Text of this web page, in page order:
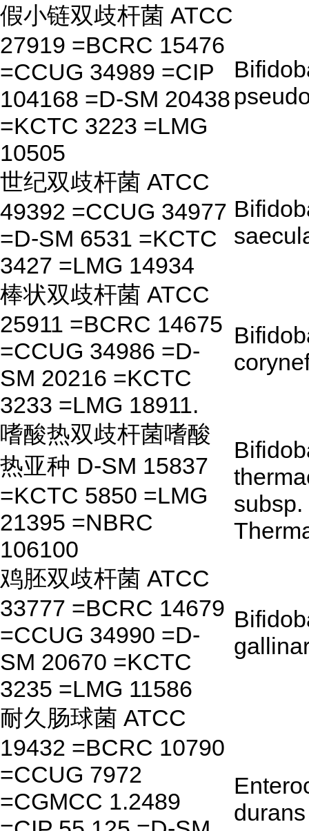
假小链双歧杆菌 ATCC
27919 =BCRC 15476
=CCUG 34989 =CIP
104168 =D-SM 20438
=KCTC 3223 =LMG
10505
世纪双歧杆菌 ATCC
49392 =CCUG 34977
=D-SM 6531 =KCTC
3427 =LMG 14934
棒状双歧杆菌 ATCC
25911 =BCRC 14675
=CCUG 34986 =D-
SM 20216 =KCTC
3233 =LMG 18911.
嗜酸热双歧杆菌嗜酸
热亚种 D-SM 15837
=KCTC 5850 =LMG
21395 =NBRC
106100
subsp.
鸡胚双歧杆菌 ATCC
33777 =BCRC 14679
=CCUG 34990 =D-
SM 20670 =KCTC
3235 =LMG 11586
耐久肠球菌 ATCC
19432 =BCRC 10790
=CCUG 7972
=CGMCC 1.2489
durans